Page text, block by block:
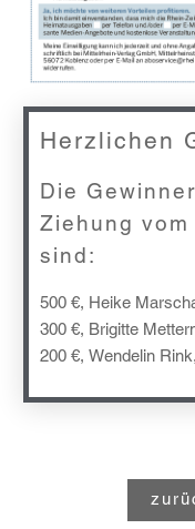
Herzlichen
Die
Ziehung
sind:
500 €, Heike
300 €, Brigitte
200 €, Wendelin